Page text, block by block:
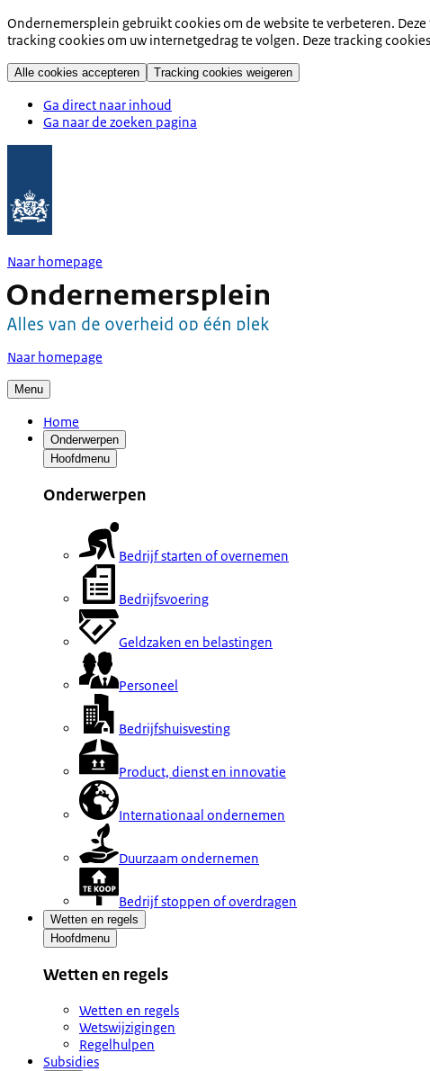
Ondernemersplein gebruikt cookies om de website te verbeteren.
tracking cookies om uw internetgedrag te volgen. Deze tracking
Alle cookies accepteren Tracking cookies weigeren
Ga direct naar inhoud
Ga naar de zoeken pagina
Naar homepage
Naar homepage
Menu
Home
Onderwerpen
Hoofdmenu
Onderwerpen
Bedrijf starten of overnemen
Bedrijfsvoering
Geldzaken en belastingen
Personeel
Bedrijfshuisvesting
Product, dienst en innovatie
Internationaal ondernemen
Duurzaam ondernemen
Bedrijf stoppen of overdragen
Wetten en regels
Hoofdmenu
Wetten en regels
Wetten en regels
Wetswijzigingen
Regelhulpen
Subsidies